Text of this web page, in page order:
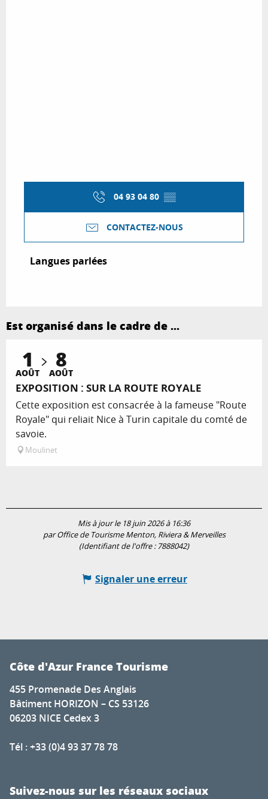
04 93 04 80 ▒▒
CONTACTEZ-NOUS
Langues parlées
Langues parlées
Est organisé dans le cadre de ...
1
AOÛT 8
AOÛT
EXPOSITION : SUR LA ROUTE ROYALE
Cette exposition est consacrée à la fameuse "Route
Royale" qui reliait Nice à Turin capitale du comté de
savoie.
Moulinet
Mis à jour le 18 juin 2026 à 16:36
par Office de Tourisme Menton, Riviera & Merveilles
(Identifiant de l'offre : 7888042)
Signaler une erreur
Côte d'Azur France Tourisme
455 Promenade Des Anglais
Bâtiment HORIZON – CS 53126
06203 NICE Cedex 3
Tél : +33 (0)4 93 37 78 78
Suivez-nous sur les réseaux sociaux